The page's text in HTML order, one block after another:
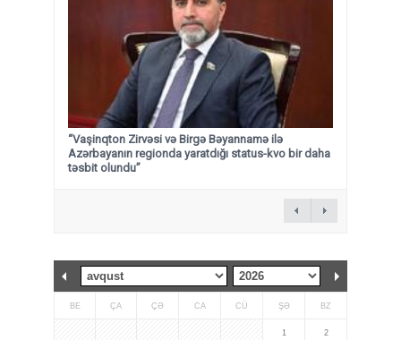
“Vaşinqton Zirvəsi və Birgə Bəyannamə ilə
Azərbayanın regionda yaratdığı status-kvo bir daha
təsbit olundu”
BE ÇA ÇƏ CA CÜ ŞƏ BZ
1 2